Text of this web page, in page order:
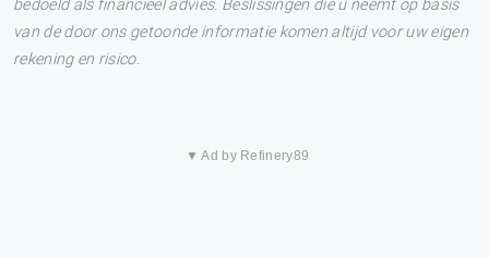
bedoeld als financieel advies. Beslissingen die u neemt op basis
van de door ons getoonde informatie komen altijd voor uw eigen
rekening en risico.
▼ Ad by Refinery89